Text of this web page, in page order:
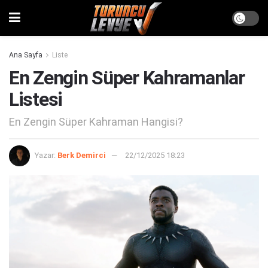
Ana Sayfa Liste
En Zengin Süper Kahramanlar
Listesi
En Zengin Süper Kahraman Hangisi?
Yazar: Berk Demirci 22/12/2025 18:23